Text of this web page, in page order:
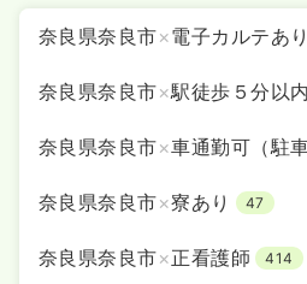
時間 8:30～17:00（休憩50分）
担当業務未経験可
第二新卒可 月
気になる
2交代（常勤）
※経験4年の例
時間 8:30～17:00
（休憩50分）
奈良県奈良市×電子カルテあり
奈良県奈良市×駅徒歩５分以内
奈良県奈良市×車通勤可（駐車
奈良県奈良市×寮あり 47
奈良県奈良市×正看護師 414